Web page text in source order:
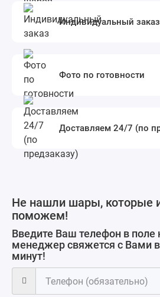
Индивидуальный заказ
Фото по готовности
Доставляем 24/7 (по
Не нашли шары, которые
поможем!
Введите Ваш телефон в
менеджер свяжется с Вами
минут!